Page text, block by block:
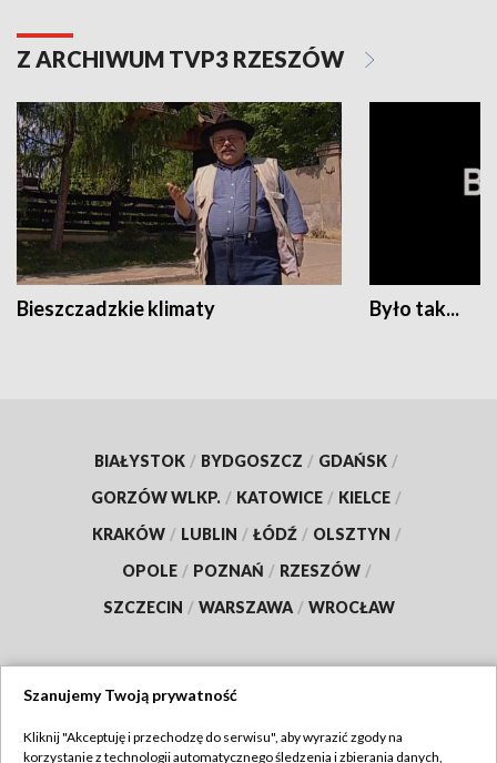
Z ARCHIWUM TVP3 RZESZÓW
Bieszczadzkie klimaty Było tak...
BIAŁYSTOK / BYDGOSZCZ / GDAŃSK /
GORZÓW WLKP. / KATOWICE / KIELCE /
KRAKÓW / LUBLIN / ŁÓDŹ / OLSZTYN /
OPOLE / POZNAŃ / RZESZÓW /
SZCZECIN / WARSZAWA / WROCŁAW
Szanujemy Twoją prywatność
Kliknij "Akceptuję i przechodzę do serwisu", aby wyrazić zgody na
korzystanie z technologii automatycznego śledzenia i zbierania danych,